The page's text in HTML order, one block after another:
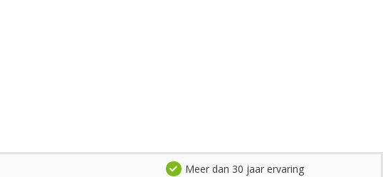
Meer dan 30 jaar ervaring